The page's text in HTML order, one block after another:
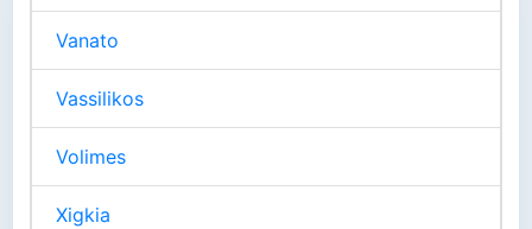
Vanato
Vassilikos
Volimes
Xigkia